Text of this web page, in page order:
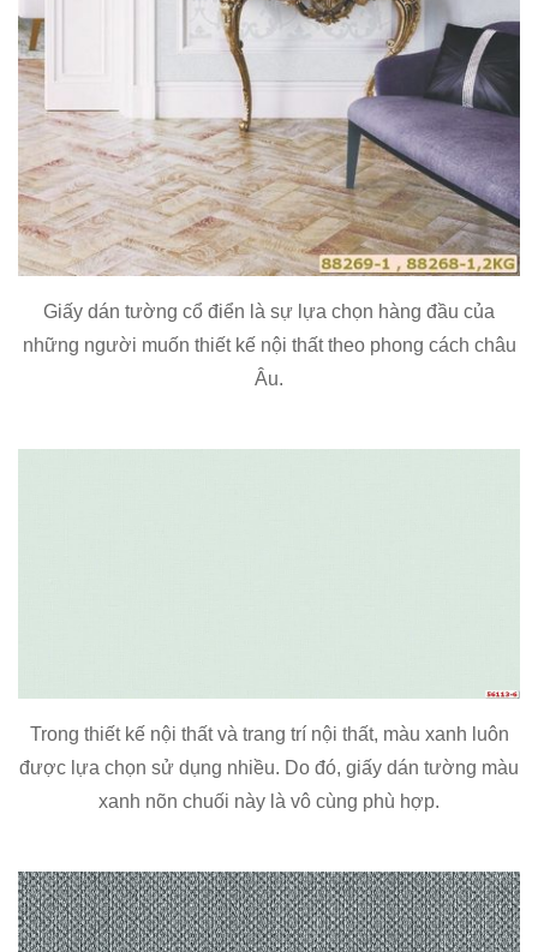
Giấy dán tường cổ điển là sự lựa chọn hàng đầu của
những người muốn thiết kế nội thất theo phong cách châu
Âu.
Trong thiết kế nội thất và trang trí nội thất, màu xanh luôn
được lựa chọn sử dụng nhiều. Do đó, giấy dán tường màu
xanh nõn chuối này là vô cùng phù hợp.